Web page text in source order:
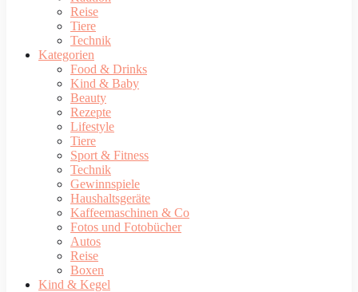
Reise
Tiere
Technik
Kategorien
Food & Drinks
Kind & Baby
Beauty
Rezepte
Lifestyle
Tiere
Sport & Fitness
Technik
Gewinnspiele
Haushaltsgeräte
Kaffeemaschinen & Co
Fotos und Fotobücher
Autos
Reise
Boxen
Kind & Kegel